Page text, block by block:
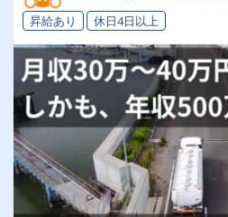
昇給あり
休日4日以上